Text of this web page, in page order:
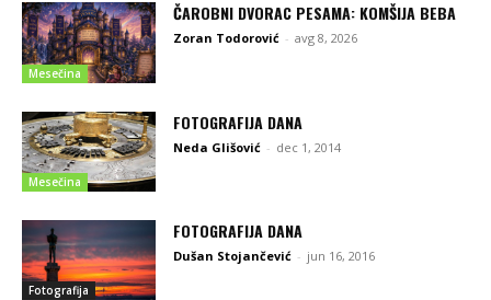
Mesečina
ČAROBNI DVORAC PESAMA: KOMŠIJA BEBA
Zoran Todorović - avg 8, 2026
Mesečina
FOTOGRAFIJA DANA
Neda Glišović - dec 1, 2014
Fotografija
FOTOGRAFIJA DANA
Dušan Stojančević - jun 16, 2016